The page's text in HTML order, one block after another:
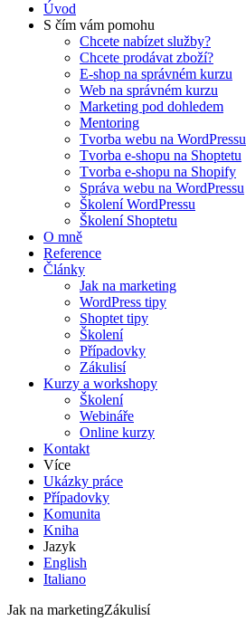
Úvod
S čím vám pomohu
Chcete nabízet služby?
Chcete prodávat zboží?
E-shop na správném kurzu
Web na správném kurzu
Marketing pod dohledem
Mentoring
Tvorba webu na WordPressu
Tvorba e-shopu na Shoptetu
Tvorba e-shopu na Shopify
Správa webu na WordPressu
Školení WordPressu
Školení Shoptetu
O mně
Reference
Články
Jak na marketing
WordPress tipy
Shoptet tipy
Školení
Případovky
Zákulisí
Kurzy a workshopy
Školení
Webináře
Online kurzy
Kontakt
Více
Ukázky práce
Případovky
Komunita
Kniha
Jazyk
English
Italiano
Jak na marketingZákulisí